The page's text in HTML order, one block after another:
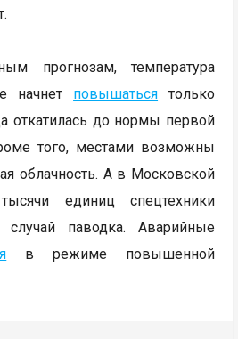
прогнозам, температура
начнет повышаться только
откатилась до нормы первой
того, местами возможны
облачность. А в Московской
единиц спецтехники
паводка. Аварийные
в режиме повышенной